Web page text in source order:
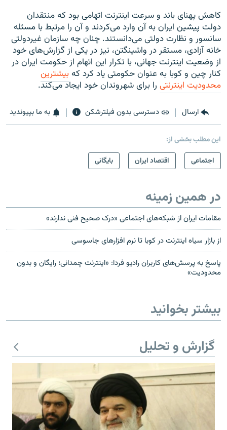
کاهش پهنای باند و سرعت اینترنت اتهامی بود که منتقدان
دولت پیشین ایران به آن وارد می‌کردند و آن را مرتبط با مسئله
سانسور و نظارت دولتی می‌دانستند. چنان‌ چه سازمان غیردولتی
خانه آزادی، مستقر در واشینگتن، نیز در یکی از گزارش‌های خود
از وضعیت اینترنت جهانی، با تکرار این اتهام از حکومت ایران در
کنار چین و کوبا به عنوان حکومتی یاد کرد کهبیشترین
محدودیت اینترنتی را برای شهروندان خود ایجاد می‌کند.
ارسال دسترسی بدون فیلترشکن به ما بپیوندید
این مطلب بخشی از:
اجتماعی
اقتصاد ایران بایگانی
در همین زمینه
مقامات ایران از شبکه‌های اجتماعی «درک صحیح فنی ندارند»
از بازار سیاه اینترنت در کوبا تا نرم افزارهای جاسوسی
پاسخ به پرسش‌های کاربران رادیو فردا: «اینترنت چمدانی؛ رایگان و بدون
محدودیت»
بیشتر بخوانید
گزارش و تحلیل